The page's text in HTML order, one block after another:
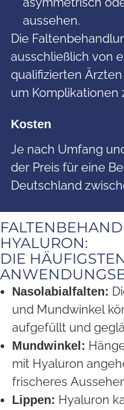
aussehen.
Die
ausschließlich von
qualifizierten
um Komplikationen
Kosten
Je nach Umfang
der Preis für eine
Deutschland
HYALURON:
DIE
Nasolabialfalten:
und Mundwinkel
aufgefüllt und
Mundwinkel:
mit Hyaluron
frischeres
Lippen: Hyaluron